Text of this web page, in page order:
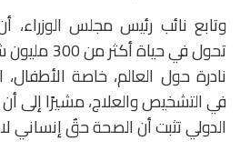
وتابع نائب رئيس مجلس الوزراء،
تحول في
نادرة حول العالم، خاصة
في التشخيص والعلاج، مشيرًا إلى
الدولي تثبت أن الصحة حقٌ إنساني